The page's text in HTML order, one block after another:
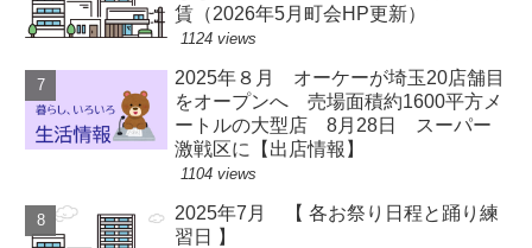
賃（2026年5月町会HP更新）
1124 views
2025年８月 オーケーが埼玉20店舗目
をオープンへ 売場面積約1600平方メ
ートルの大型店 8月28日 スーパー
激戦区に【出店情報】
1104 views
2025年7月 【 各お祭り日程と踊り練
習日 】